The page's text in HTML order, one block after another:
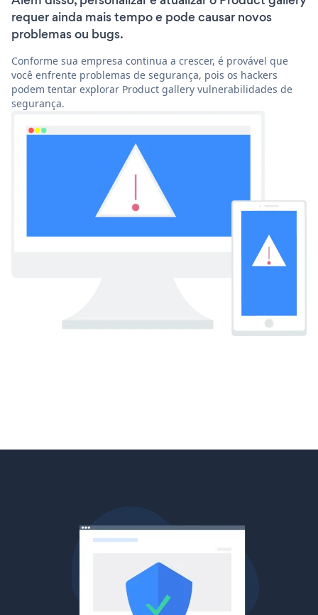
requer ainda mais tempo e pode causar novos
problemas ou bugs.
Conforme sua empresa continua a crescer, é provável que
você enfrente problemas de segurança, pois os hackers
podem tentar explorar Product gallery vulnerabilidades de
segurança.